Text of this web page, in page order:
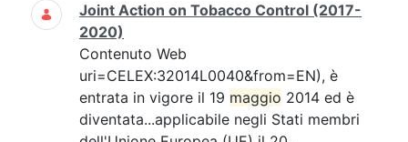
Joint Action on Tobacco Control (2017-
2020)
Contenuto Web
uri=CELEX:32014L0040&from=EN), è
entrata in vigore il 19 maggio 2014 ed è
diventata...applicabile negli Stati membri